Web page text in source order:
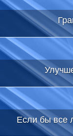
Если бы все